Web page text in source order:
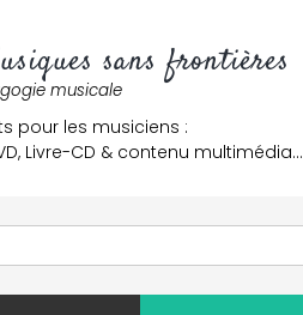
sans frontières
musicale
pour les musiciens :
Livre-CD & contenu multimédia…